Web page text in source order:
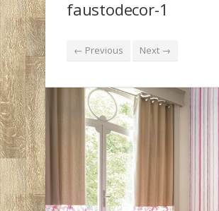
faustodecor-1
← Previous Next →